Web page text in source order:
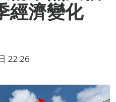
經濟變化
22:26